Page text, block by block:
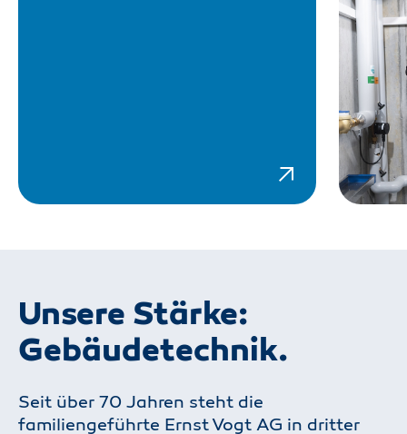
Unsere Stärke:
Gebäudetechnik.
Seit über 70 Jahren steht die
familiengeführte Ernst Vogt AG in dritter